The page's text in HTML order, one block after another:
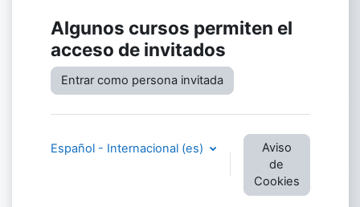
Algunos cursos permiten el
acceso de invitados
Entrar como persona invitada
Español - Internacional ‎(es)‎
Aviso
de
Cookies